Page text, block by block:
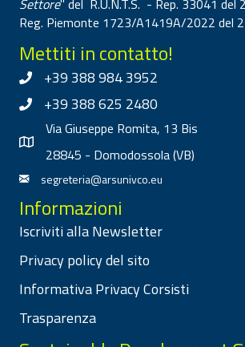
Reg. Piemonte 1723/A1419A/2022 del
Mettiti in contatto!
+39 388 984 3952
+39 388 625 2480
Via Giuseppe Romita, 13 Bis
28845 - Domodossola (VB)
segreteria@arsunivco.eu
Informazioni
Iscriviti alla Newsletter
Privacy policy del sito
Informativa Privacy Corsisti
Trasparenza